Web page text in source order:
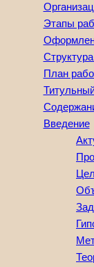
Этапы
План
Введение